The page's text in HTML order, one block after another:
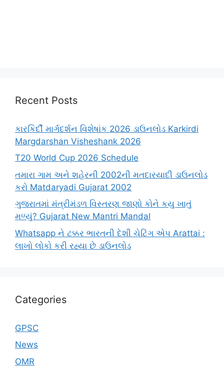
Recent Posts
કારકિર્દી માર્ગદર્શન વિશેષાંક 2026 ડાઉનલોડ Karkirdi
Margdarshan Visheshank 2026
T20 World Cup 2026 Schedule
તમારા ગામ અને શહેરની 2002ની મતદારયાદી ડાઉનલોડ
કરો Matdaryadi Gujarat 2002
ગુજરાતમાં મંત્રીમંડળ વિસ્તરણ જાણો કોને કયુ ખાતું
મળ્યું? Gujarat New Mantri Mandal
Whatsapp ને ટક્કર ભારતની દેશી ચેટિંગ એપ Arattai :
લાખો લોકો કરી રહ્યા છે ડાઉનલોડ
Categories
GPSC
News
OMR